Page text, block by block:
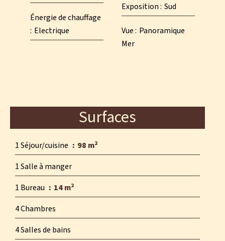
Énergie de chauffage
Electrique
Exposition Sud
Vue Panoramique
Mer
Surfaces
1 Séjour/cuisine
98 m²
1 Salle à manger
1 Bureau
14 m²
4 Chambres
4 Salles de bains